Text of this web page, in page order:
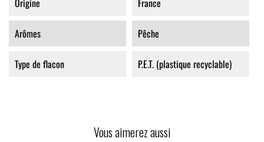
Origine France
Arômes Pêche
Type de flacon P.E.T. (plastique recyclable)
Vous aimerez aussi